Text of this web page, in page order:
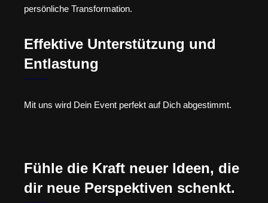
persönliche Transformation.
Effektive Unterstützung und
Entlastung
Mit uns wird Dein Event perfekt auf Dich abgestimmt.
Fühle die Kraft neuer Ideen, die
dir neue Perspektiven schenkt.